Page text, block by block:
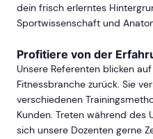
dein frisch erlerntes
Sportwissenschaft und
Profitiere von der
Unsere Referenten blicken
Fitnessbranche zurück. Sie
verschiedenen
Kunden. Treten während des
sich unsere Dozenten gerne